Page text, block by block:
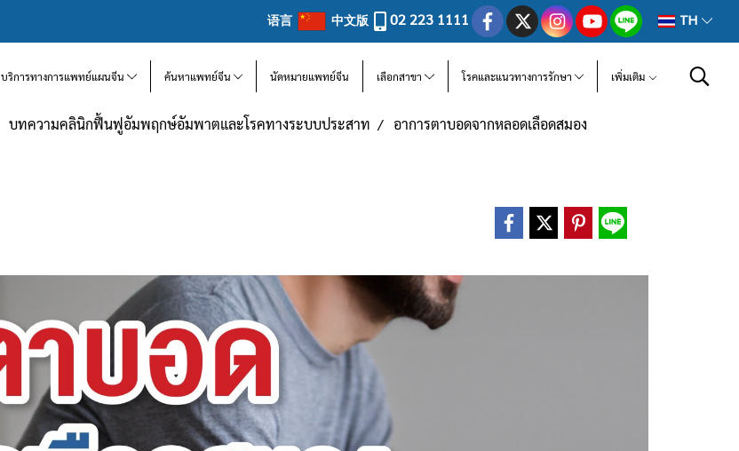
语言 中文版 02 223 1111 TH
บริการทางการแพทย์แผนจีน ค้นหาแพทย์จีน นัดหมายแพทย์จีน เลือกสาขา โรคและแนวทางการรักษา เพิ่มเติม
บทความคลินิกฟื้นฟูอัมพฤกษ์อัมพาตและโรคทางระบบประสาท อาการตาบอดจากหลอดเลือดสมอง